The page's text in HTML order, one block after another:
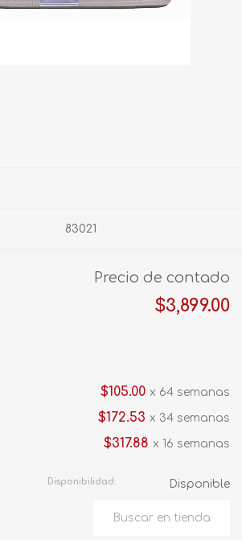
83021
Precio de contado
$3,899.00
$105.00 x 64 semanas
$172.53 x 34 semanas
$317.88 x 16 semanas
Disponibilidad: Disponible